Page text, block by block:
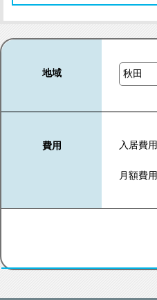
地域
費用 入居費用
月額費用